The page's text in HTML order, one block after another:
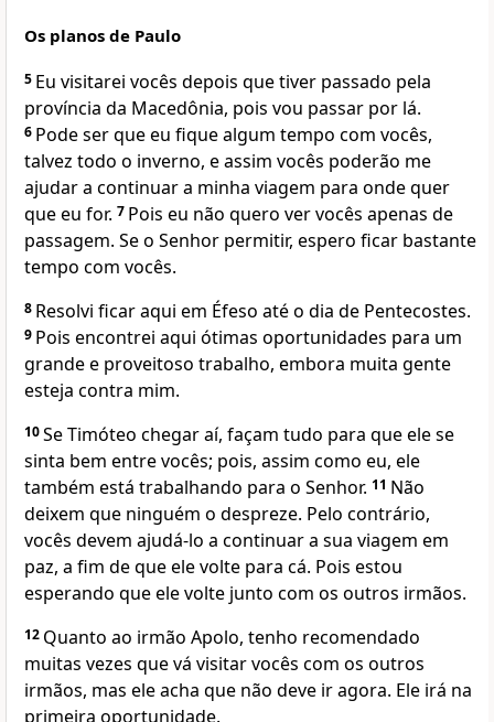
Os planos de Paulo
5 Eu visitarei vocês depois que tiver passado pela
província da Macedônia, pois vou passar por lá.
6 Pode ser que eu fique algum tempo com vocês,
talvez todo o inverno, e assim vocês poderão me
ajudar a continuar a minha viagem para onde quer
que eu for. 7 Pois eu não quero ver vocês apenas de
passagem. Se o Senhor permitir, espero ficar bastante
tempo com vocês.
8 Resolvi ficar aqui em Éfeso até o dia de Pentecostes.
9 Pois encontrei aqui ótimas oportunidades para um
grande e proveitoso trabalho, embora muita gente
esteja contra mim.
10Se Timóteo chegar aí, façam tudo para que ele se
sinta bem entre vocês; pois, assim como eu, ele
também está trabalhando para o Senhor. 11 Não
deixem que ninguém o despreze. Pelo contrário,
vocês devem ajudá-lo a continuar a sua viagem em
paz, a fim de que ele volte para cá. Pois estou
esperando que ele volte junto com os outros irmãos.
12 Quanto ao irmão Apolo, tenho recomendado
muitas vezes que vá visitar vocês com os outros
irmãos, mas ele acha que não deve ir agora. Ele irá na
primeira oportunidade.